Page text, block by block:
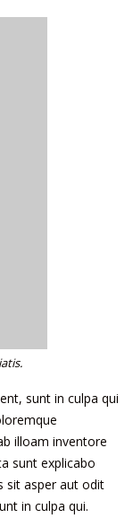
sunt in culpa qui
illoam inventore
sunt explicabo
sit asper aut odit
in culpa qui.